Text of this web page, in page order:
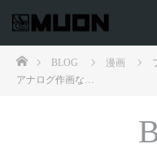
ホームBLOG 漫画
アナログ作画な…